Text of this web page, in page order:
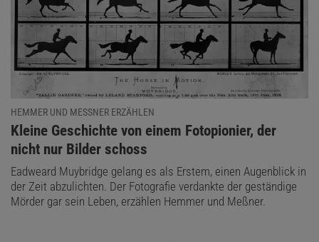
Ein Blick auf die Zukünftige?
Holbein malte nicht nur den König, sondern auch Cromwell selbst,
diverse Mitglieder des Hofs und natürlich auch die Frauen
Heinrichs. Als sich Holbein im Jahr 1538 Richtung Brüssel
einschiffte, hatte Heinrich bereits mit drei Frauen vorm Altar
gestanden. Von der ersten, Katharina von Aragon, ließ er sich
scheiden, was in den Bruch mit der katholischen Kirche mündete,
heiratete daraufhin Anne Boleyn, die er wiederum auf Basis
höchstwahrscheinlich erfundener Anschuldigungen köpfen ließ.
Und schließlich war da noch Jane Seymour, die ihm zwar endlich
einen männlichen Nachkommen bescherte, allerdings wenig später
an den Folgen der Geburt verstarb.
HEMMER UND MESSNER ERZÄHLEN
:
Kleine Geschichte von einem Fotopionier, der
nicht nur Bilder schoss
Eadweard Muybridge gelang es als Erstem, einen Augenblick in
der Zeit abzulichten. Der Fotografie verdankte der geständige
Mörder gar sein Leben, erzählen Hemmer und Meßner.